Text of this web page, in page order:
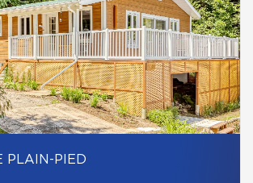
PLAIN-PIED